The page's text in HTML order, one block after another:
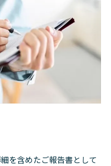
を含めたご報告書として